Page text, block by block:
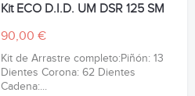
Kit ECO D.I.D. UM DSR 125 SM
90,00 €
Kit de Arrastre completo:Piñón: 13
Dientes Corona: 62 Dientes
Cadena:...